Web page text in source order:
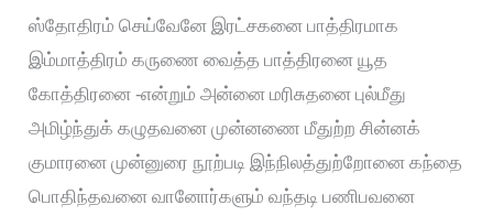
ஸ்தோதிரம் செய்வேனே இரட்சகனை பாத்திரமாக
இம்மாத்திரம் கருணை வைத்த பாத்திரனை யூத
கோத்திரனை -என்றும் அன்னை மரிசுதனை புல்மீது
அமிழ்ந்துக் கழுதவனை முன்னணை மீதுற்ற சின்னக்
குமாரனை முன்னுரை நூற்படி இந்நிலத்துற்றோனை கந்தை
பொதிந்தவனை வானோர்களும் வந்தடி பணிபவனை